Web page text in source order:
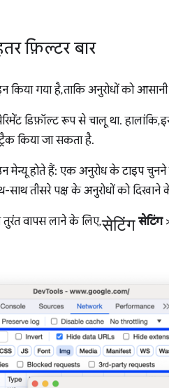
फ़िल्टर बार
किया गया है, ताकि अनुरोधों को
डिफ़ॉल्ट रूप से चालू था. हालांकि,
किया जा सकता है.
मेन्यू होते हैं: एक अनुरोध के टाइप
तीसरे पक्ष के अनुरोधों को दिखाने
तुरंत वापस लाने के लिए,सेटिंग सेटिंग